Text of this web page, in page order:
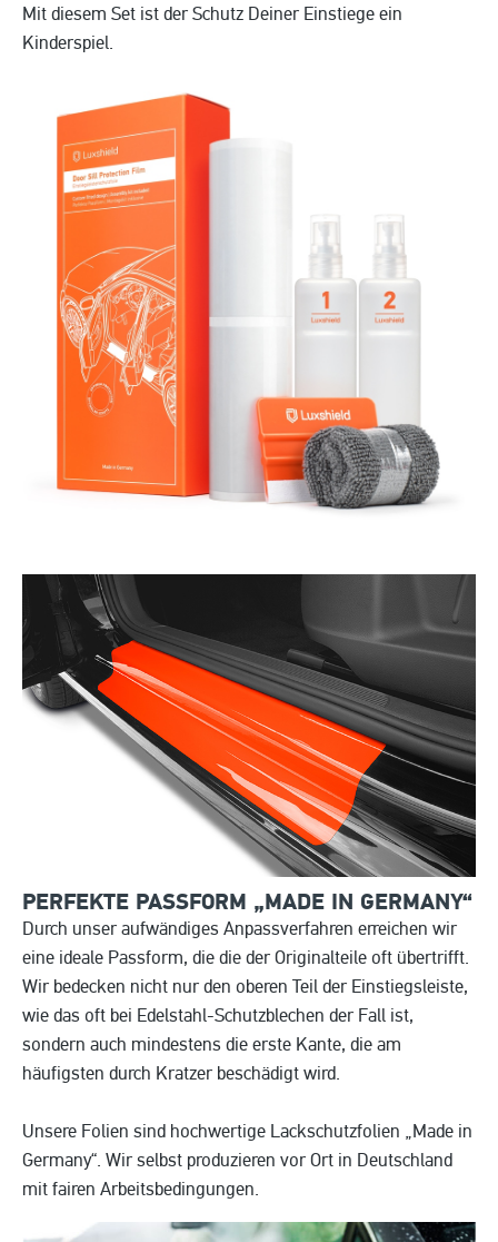
Mit diesem Set ist der Schutz Deiner Einstiege ein
Kinderspiel.
PERFEKTE PASSFORM „MADE IN GERMANY“
Durch unser aufwändiges Anpassverfahren erreichen wir
eine ideale Passform, die die der Originalteile oft übertrifft.
Wir bedecken nicht nur den oberen Teil der Einstiegsleiste,
wie das oft bei Edelstahl-Schutzblechen der Fall ist,
sondern auch mindestens die erste Kante, die am
häufigsten durch Kratzer beschädigt wird.
Unsere Folien sind hochwertige Lackschutzfolien „Made in
Germany“. Wir selbst produzieren vor Ort in Deutschland
mit fairen Arbeitsbedingungen.